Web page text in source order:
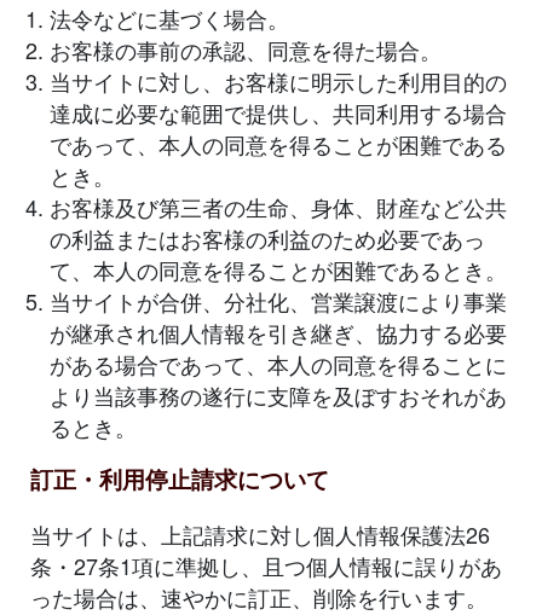
法令などに基づく場合。
お客様の事前の承認、同意を得た場合。
当サイトに対し、お客様に明示した利用目的の
達成に必要な範囲で提供し、共同利用する場合
であって、本人の同意を得ることが困難である
とき。
お客様及び第三者の生命、身体、財産など公共
の利益またはお客様の利益のため必要であっ
て、本人の同意を得ることが困難であるとき。
当サイトが合併、分社化、営業譲渡により事業
が継承され個人情報を引き継ぎ、協力する必要
がある場合であって、本人の同意を得ることに
より当該事務の遂行に支障を及ぼすおそれがあ
るとき。
訂正・利用停止請求について
当サイトは、上記請求に対し個人情報保護法26
条・27条1項に準拠し、且つ個人情報に誤りがあ
った場合は、速やかに訂正、削除を行います。